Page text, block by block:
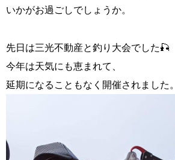
いかがお過ごしでしょうか。
先日は三光不動産と釣り大会でした🎣
今年は天気にも恵まれて、
延期になることもなく開催されました。